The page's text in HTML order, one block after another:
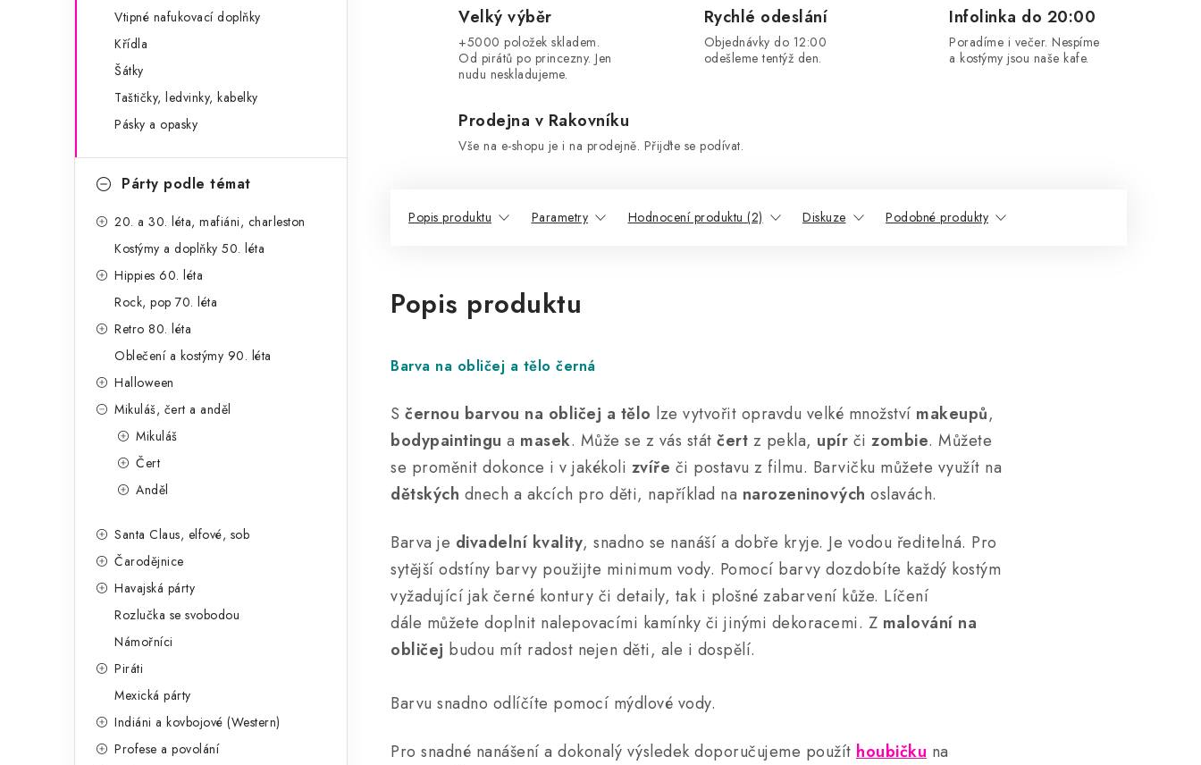
Vtipné nafukovací doplňky
Křídla
Šátky
Taštičky, ledvinky, kabelky
Pásky a opasky
Párty podle témat
20. a 30. léta, mafiáni, charleston
Kostýmy a doplňky 50. léta
Hippies 60. léta
Rock, pop 70. léta
Retro 80. léta
Oblečení a kostýmy 90. léta
Halloween
Mikuláš, čert a anděl
Mikuláš
Čert
Anděl
Santa Claus, elfové, sob
Čarodějnice
Havajská párty
Rozlučka se svobodou
Námořníci
Piráti
Mexická párty
Indiáni a kovbojové (Western)
Profese a povolání
Velký výběr
+5000 položek skladem.
Od pirátů po princezny. Jen
nudu neskladujeme.
Rychlé odeslání
Objednávky do 12:00
odešleme tentýž den.
Infolinka do 20:00
Poradíme i večer. Nespíme
a kostýmy jsou naše kafe.
Prodejna v Rakovníku
Vše na e-shopu je i na prodejně. Přijďte se podívat.
Popis produktu Parametry Hodnocení produktu (2) Diskuze Podobné produkty
Popis produktu
Barva na obličej a tělo černá
S černou barvou na obličej a tělo lze vytvořit opravdu velké množství makeupů,
bodypaintingu a masek. Může se z vás stát čert z pekla, upír či zombie. Můžete
se proměnit dokonce i v jakékoli zvíře či postavu z filmu. Barvičku můžete využít na
dětských dnech a akcích pro děti, například na narozeninových oslavách.
Barva je divadelní kvality, snadno se nanáší a dobře kryje. Je vodou ředitelná. Pro
sytější odstíny barvy použijte minimum vody. Pomocí barvy dozdobíte každý kostým
vyžadující jak černé kontury či detaily, tak i plošné zabarvení kůže. Líčení
dále můžete doplnit nalepovacími kamínky či jinými dekoracemi. Z malování na
obličej budou mít radost nejen děti, ale i dospělí.
Barvu snadno odlíčíte pomocí mýdlové vody.
Pro snadné nanášení a dokonalý výsledek doporučujeme použít houbičku na